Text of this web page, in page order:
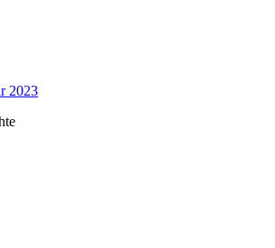
2023